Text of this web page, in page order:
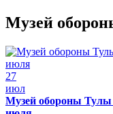
Музей
27
июл
Музей обороны Тулы